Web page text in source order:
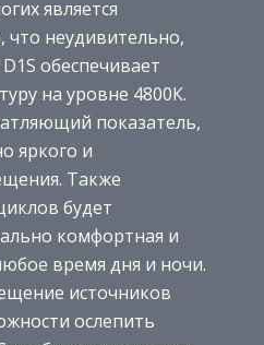
является
что неудивительно,
обеспечивает
на уровне 4800К.
показатель,
яркого и
Также
будет
комфортная и
время дня и ночи.
источников
ослепить